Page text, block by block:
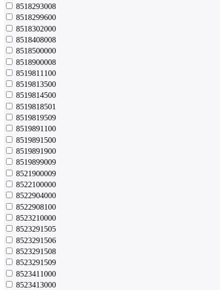
8518293008
8518299600
8518302000
8518408008
8518500000
8518900008
8519811100
8519813500
8519814500
8519818501
8519819509
8519891100
8519891500
8519891900
8519899009
8521900009
8522100000
8522904000
8522908100
8523210000
8523291505
8523291506
8523291508
8523291509
8523411000
8523413000